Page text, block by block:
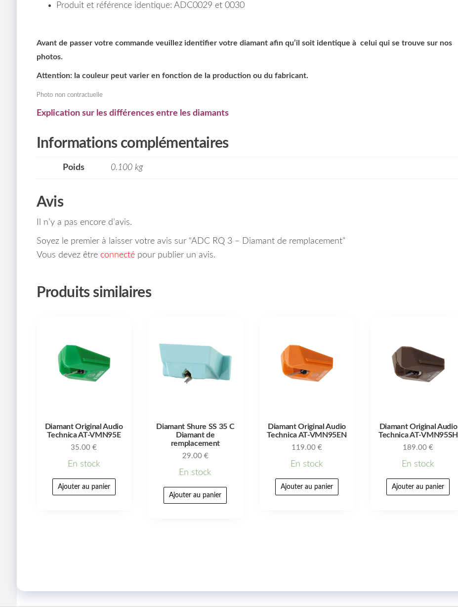
Produit et référence identique: ADC0029 et 0030
Avant de passer votre commande veuillez identifier votre diamant afin qu’il soit identique à celui qui se trouve sur nos
photos.
Attention: la couleur peut varier en fonction de la production ou du fabricant.
Photo non contractuelle
Explication sur les différences entre les diamants
Informations complémentaires
Poids 0.100 kg
Avis
Il n’y a pas encore d’avis.
Soyez le premier à laisser votre avis sur “ADC RQ 3 – Diamant de remplacement”
Vous devez être connectépour publier un avis.
Produits similaires
Diamant Original Audio
Technica AT-VMN95E
35.00€
En stock
Ajouter au panier
Diamant Shure SS 35 C
Diamant de
remplacement
29.00 €
En stock
Ajouter au panier
Diamant Original Audio
Technica AT-VMN95EN
119.00 €
En stock
Ajouter au panier
Diamant Original Audio
Technica AT-VMN95SH
189.00€
En stock
Ajouter au panier